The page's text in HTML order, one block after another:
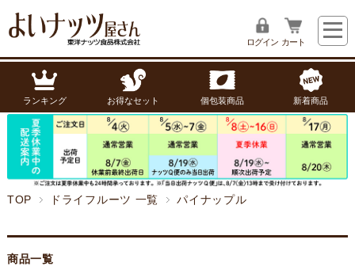
ログイン カート
ランキング お得なセット 個包装商品 新着商品
TOP ドライフルーツ 一覧 パイナップル
商品一覧